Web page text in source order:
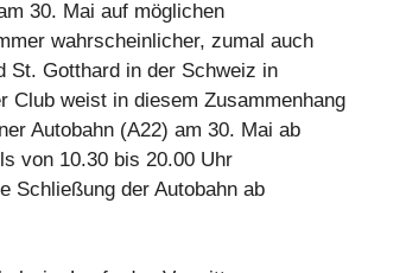
30. Mai auf möglichen
wahrscheinlicher, zumal auch
St. Gotthard in der Schweiz in
Club weist in diesem Zusammenhang
Autobahn (A22) am 30. Mai ab
von 10.30 bis 20.00 Uhr
Schließung der Autobahn ab